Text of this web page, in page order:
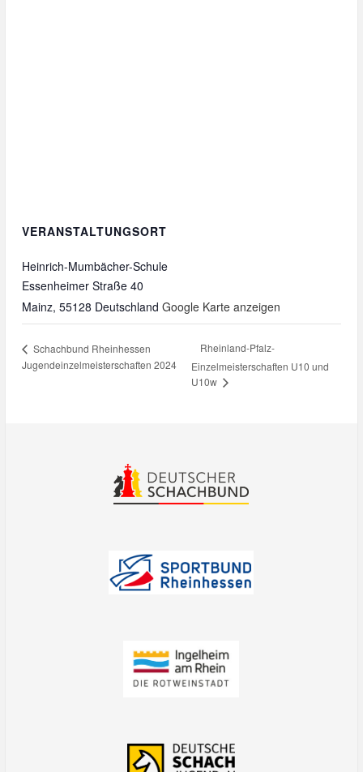
VERANSTALTUNGSORT
Heinrich-Mumbächer-Schule
Essenheimer Straße 40
Mainz, 55128 Deutschland Google Karte anzeigen
Schachbund Rheinhessen
Jugendeinzelmeisterschaften 2024
Rheinland-Pfalz-
Einzelmeisterschaften U10 und
U10w